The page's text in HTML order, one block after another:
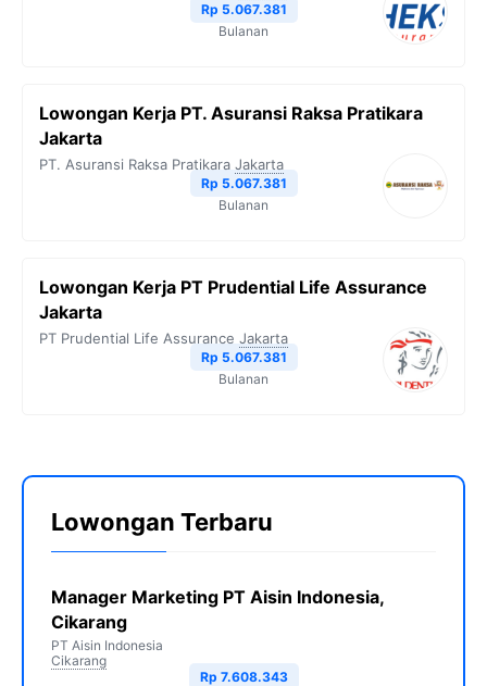
k
Rp 5.067.381
Bulanan
Lowongan Kerja PT. Asuransi Raksa Pratikara
Jakarta
PT. Asuransi Raksa Pratikara Jakarta
Rp 5.067.381
Bulanan
Lowongan Kerja PT Prudential Life Assurance
Jakarta
PT Prudential Life Assurance Jakarta
Rp 5.067.381
Bulanan
Lowongan Terbaru
Manager Marketing PT Aisin Indonesia,
Cikarang
PT Aisin Indonesia
Cikarang
Rp 7.608.343